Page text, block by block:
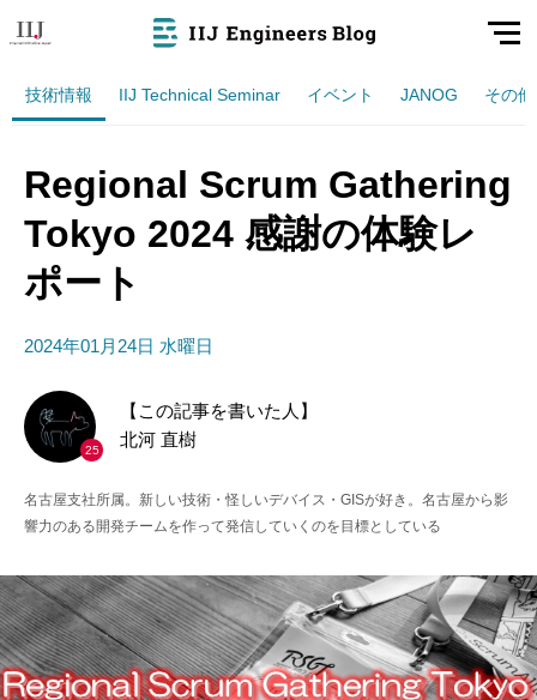
技術情報 IIJ Technical Seminar イベント JANOG その他
Regional Scrum Gathering
Tokyo 2024 感謝の体験レ
ポート
2024年01月24日 水曜日
25
【この記事を書いた人】
北河 直樹
名古屋支社所属。新しい技術・怪しいデバイス・GISが好き。名古屋から影
響力のある開発チームを作って発信していくのを目標としている